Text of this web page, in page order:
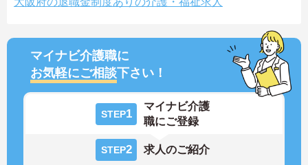
マイナビ介護職に
お気軽にご相談下さい！
STEP1
マイナビ介護
職にご登録
STEP2 求人のご紹介